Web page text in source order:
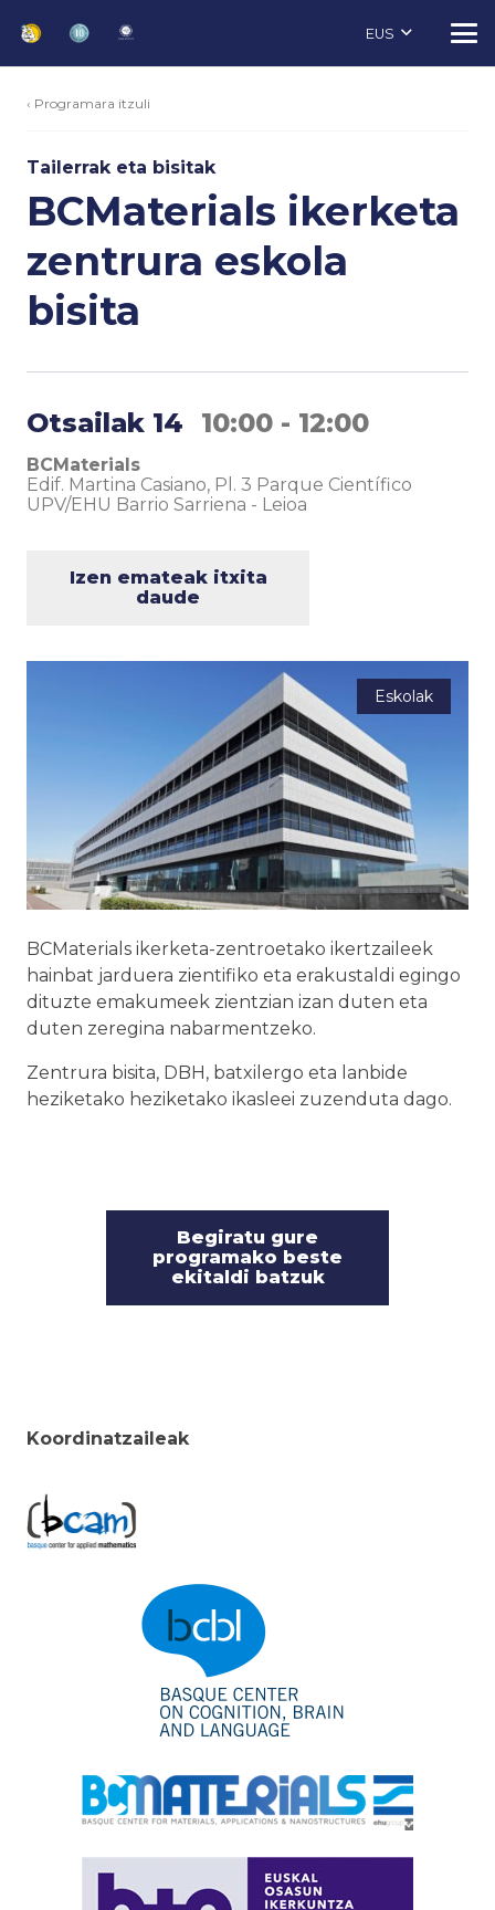
EUS
‹ Programara itzuli
Tailerrak eta bisitak
BCMaterials ikerketa
zentrura eskola
bisita
Otsailak 14 10:00 - 12:00
BCMaterials
Edif. Martina Casiano, Pl. 3 Parque Científico
UPV/EHU Barrio Sarriena - Leioa
Izen emateak itxita
daude
Eskolak
BCMaterials ikerketa-zentroetako ikertzaileek
hainbat jarduera zientifiko eta erakustaldi egingo
dituzte emakumeek zientzian izan duten eta
duten zeregina nabarmentzeko.
Zentrura bisita, DBH, batxilergo eta lanbide
heziketako heziketako ikasleei zuzenduta dago.
Begiratu gure
programako beste
ekitaldi batzuk
Koordinatzaileak